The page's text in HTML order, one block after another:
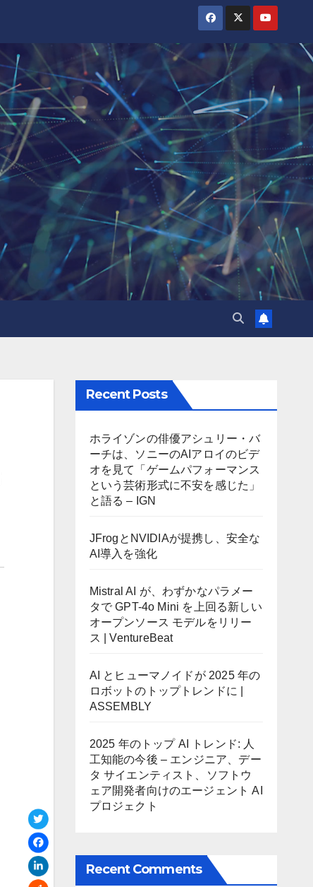
Recent Posts
ホライゾンの俳優アシュリー・バ
ーチは、ソニーのAIアロイのビデ
オを見て「ゲームパフォーマンス
という芸術形式に不安を感じた」
と語る – IGN
JFrogとNVIDIAが提携し、安全な
AI導入を強化
Mistral AI が、わずかなパラメー
タで GPT-4o Mini を上回る新しい
オープンソース モデルをリリー
ス | VentureBeat
AI とヒューマノイドが 2025 年の
ロボットのトップトレンドに |
ASSEMBLY
2025 年のトップ AI トレンド: 人
工知能の今後 – エンジニア、デー
タ サイエンティスト、ソフトウ
ェア開発者向けのエージェント AI
プロジェクト
Recent Comments